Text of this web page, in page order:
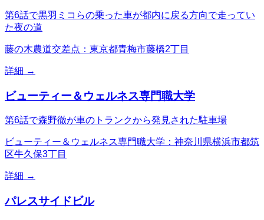
第6話で黒羽ミコらの乗った車が都内に戻る方向で走ってい
た夜の道
藤の木農道交差点：東京都青梅市藤橋2丁目
詳細 →
ビューティー＆ウェルネス専門職大学
第6話で森野徹が車のトランクから発見された駐車場
ビューティー＆ウェルネス専門職大学：神奈川県横浜市都筑
区牛久保3丁目
詳細 →
パレスサイドビル